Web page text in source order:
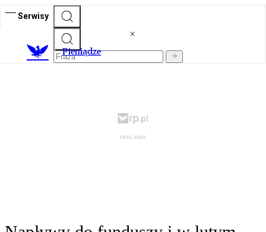
Serwisy
Pieniądze